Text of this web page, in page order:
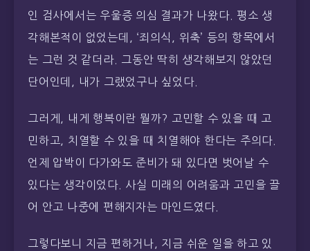
인 검사에서는 우울증 의심 결과가 나왔다. 평소 생
각해본적이 없었는데, ‘죄의식, 위축’ 등의 항목에서
는 그런 것 같더라. 그동안 딱히 생각해보지 않았던
단어인데, 내가 그랬었구나 싶었다.
그러게, 내게 행복이란 뭘까? 고민할 수 있을 때 고
민하고, 치열할 수 있을 때 치열해야 한다는 주의다.
언제 압박이 다가와도 준비가 돼 있다면 벗어날 수
있다는 생각이었다. 사실 미래의 어려움과 고민을 끌
어 안고 나중에 편해지자는 마인드였다.
그렇다보니 지금 편하거나, 지금 쉬운 일을 하고 있